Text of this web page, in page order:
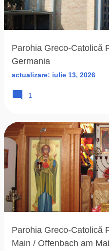
ă
Parohia Greco-Catolică
Germania
actualizare: iulie 13, 2026
1
Parohia Greco-Catolică
Main / Offenbach am